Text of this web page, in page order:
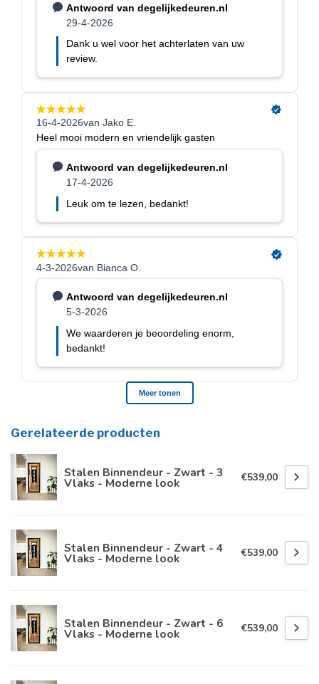
Gerelateerde producten
Stalen Binnendeur - Zwart - 3
Vlaks - Moderne look €539,00
Stalen Binnendeur - Zwart - 4
Vlaks - Moderne look €539,00
Stalen Binnendeur - Zwart - 6
Vlaks - Moderne look €539,00